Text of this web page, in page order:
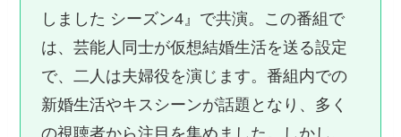
しました シーズン4』で共演。この番組で
は、芸能人同士が仮想結婚生活を送る設定
で、二人は夫婦役を演じます。番組内での
新婚生活やキスシーンが話題となり、多く
の視聴者から注目を集めました。しかし、